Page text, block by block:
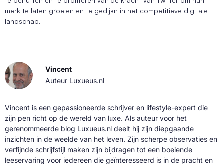
merk te laten groeien en te gedijen in het competitieve digitale
landschap.
Vincent
Auteur Luxueus.nl
Vincent is een gepassioneerde schrijver en lifestyle-expert die
zijn pen richt op de wereld van luxe. Als auteur voor het
gerenommeerde blog Luxueus.nl deelt hij zijn diepgaande
inzichten in de weelde van het leven. Zijn scherpe observaties en
verfijnde schrijfstijl maken zijn bijdragen tot een boeiende
leeservaring voor iedereen die geïnteresseerd is in de pracht en